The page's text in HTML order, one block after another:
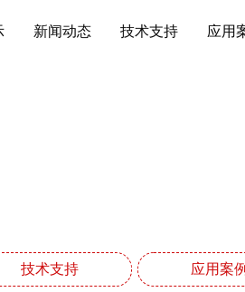
新闻动态 技术支持 应用
技术支持 应用案例